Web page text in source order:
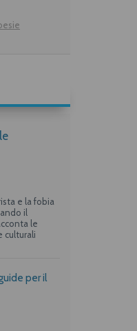
e la fobia
il
le
culturali
per il